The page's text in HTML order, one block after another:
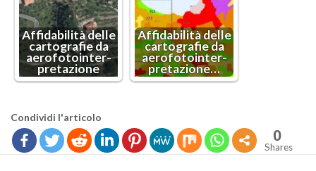
Af­fi­da­bi­li­tà delle
car­to­gra­fie da
ae­ro­fo­toin­ter­
pre­ta­zio­ne
Af­fi­da­bi­li­tà delle
car­to­gra­fie da
ae­ro­fo­toin­ter­
pre­ta­zio­ne…
Con­di­vi­di l'ar­ti­co­lo
0
Shares